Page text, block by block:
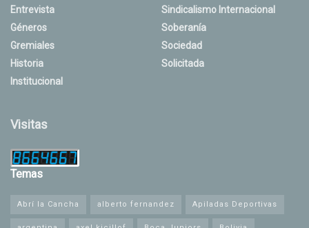
Entrevista
Géneros
Gremiales
Historia
Institucional
Sindicalismo Internacional
Soberanía
Sociedad
Solicitada
Visitas
Temas
Abrí la Cancha alberto fernandez Apiladas Deportivas